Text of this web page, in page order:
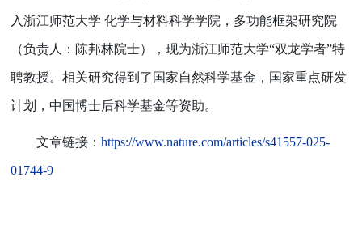
入浙江师范大学 化学与材料科学学院，多功能框架研究院
（负责人：陈邦林院士），现为浙江师范大学“双龙学者”特
聘教授。相关研究得到了国家自然科学基金，国家重点研发
计划，中国博士后科学基金等资助。
文章链接： https://www.nature.com/articles/s41557-025-
01744-9